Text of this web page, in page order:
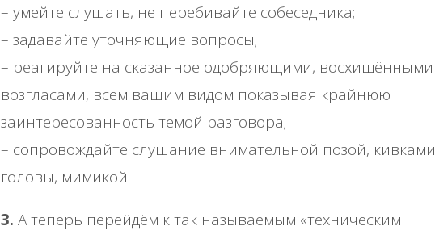
– умейте слушать, не перебивайте собеседника;
– задавайте уточняющие вопросы;
– реагируйте на сказанное одобряющими, восхищёнными
возгласами, всем вашим видом показывая крайнюю
заинтересованность темой разговора;
– сопровождайте слушание внимательной позой, кивками
головы, мимикой.
3. А теперь перейдём к так называемым «техническим